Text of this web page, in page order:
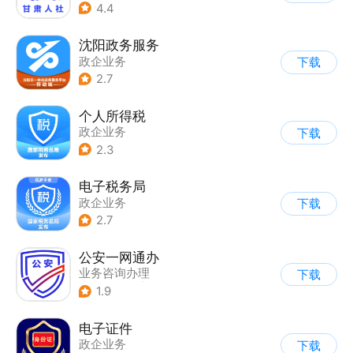
4.4
沈阳政务服务
政企业务
2.7
下载
个人所得税
政企业务
2.3
下载
电子税务局
政企业务
2.7
下载
公安一网通办
业务咨询办理
| 政企业务
1.9
下载
电子证件
政企业务
下载